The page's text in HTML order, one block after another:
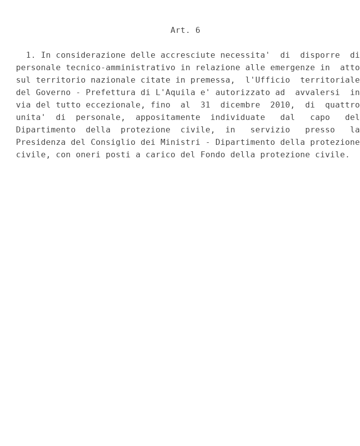
                               Art. 6
  1. In considerazione delle accresciute necessita'  di  disporre  di
personale tecnico-amministrativo in relazione alle emergenze in  atto
sul territorio nazionale citate in premessa,  l'Ufficio  territoriale
del Governo - Prefettura di L'Aquila e' autorizzato ad  avvalersi  in
via del tutto eccezionale, fino  al  31  dicembre  2010,  di  quattro
unita'  di  personale,  appositamente  individuate   dal   capo   del
Dipartimento  della  protezione  civile,  in   servizio   presso   la
Presidenza del Consiglio dei Ministri - Dipartimento della protezione